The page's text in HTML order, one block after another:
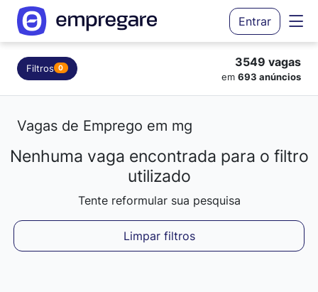
Entrar
Filtros 0 3549 vagas
em 693 anúncios
Vagas de Emprego em mg
Carregando resultados...
Nenhuma vaga encontrada para o filtro
utilizado
Tente reformular sua pesquisa
Limpar filtros